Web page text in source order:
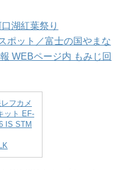
湖紅葉祭り
ポット／富士の国やまな
WEBページ内 もみじ回
フカメ
ット EF-
IS STM